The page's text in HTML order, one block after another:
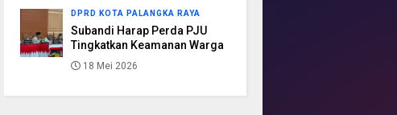
DPRD KOTA PALANGKA RAYA
Subandi Harap Perda PJU
Tingkatkan Keamanan Warga
18 Mei 2026